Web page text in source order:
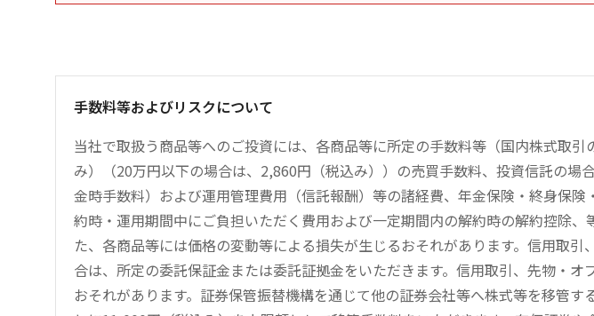
手数料等およびリスクについて
当社で取扱う商品等へのご投資には、各商品等に所定の手数料等（国内株式取
み）（20万円以下の場合は、2,860円（税込み））の売買手数料、投資信託の場
金時手数料）および運用管理費用（信託報酬）等の諸経費、年金保険・終身保
約時・運用期間中にご負担いただく費用および一定期間内の解約時の解約控除、
た、各商品等には価格の変動等による損失が生じるおそれがあります。信用取
合は、所定の委託保証金または委託証拠金をいただきます。信用取引、先物・
おそれがあります。証券保管振替機構を通じて他の証券会社等へ株式等を移管